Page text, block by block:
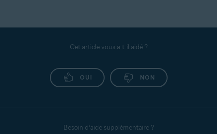
Cet article vous a-t-il aidé ?
OUI NON
Besoin d’aide supplémentaire ?